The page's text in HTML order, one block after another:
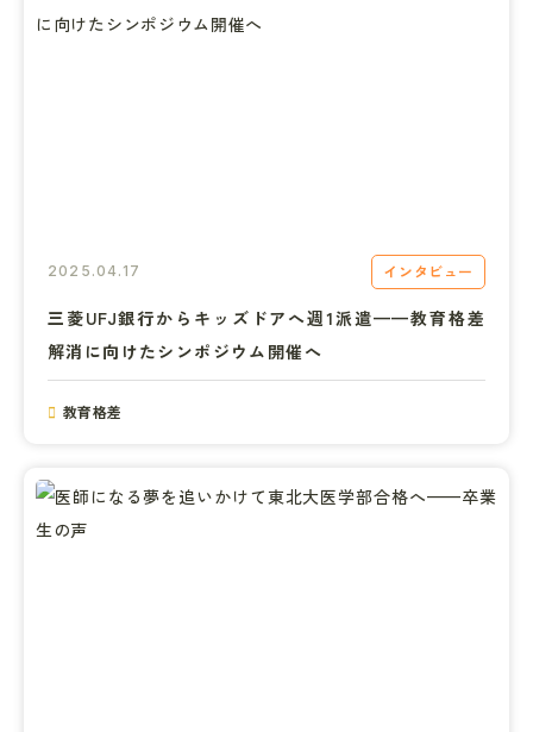
2025.04.17 インタビュー
三菱UFJ銀行からキッズドアへ週1派遣——教育格差
解消に向けたシンポジウム開催へ
教育格差